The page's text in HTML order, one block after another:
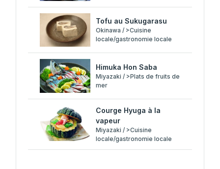
Tofu au Sukugarasu
Okinawa / >Cuisine
locale/gastronomie locale
Himuka Hon Saba
Miyazaki / >Plats de fruits de
mer
Courge Hyuga à la
vapeur
Miyazaki / >Cuisine
locale/gastronomie locale